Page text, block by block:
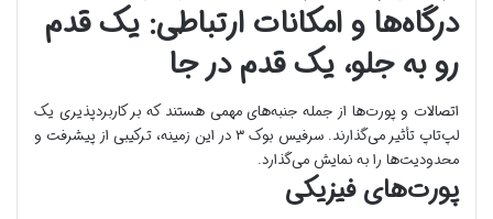
درگاه‌ها و امکانات ارتباطی: یک قدم
رو به جلو، یک قدم در جا
اتصالات و پورت‌ها از جمله جنبه‌های مهمی هستند که بر کاربردپذیری یک
لپ‌تاپ تأثیر می‌گذارند. سرفیس بوک ۳ در این زمینه، ترکیبی از پیشرفت و
محدودیت‌ها را به نمایش می‌گذارد.
پورت‌های فیزیکی